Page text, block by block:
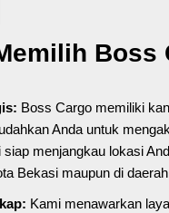
Boss
Boss Cargo memiliki
Anda untuk
menjangkau lokasi
Bekasi maupun di
Kami menawarkan